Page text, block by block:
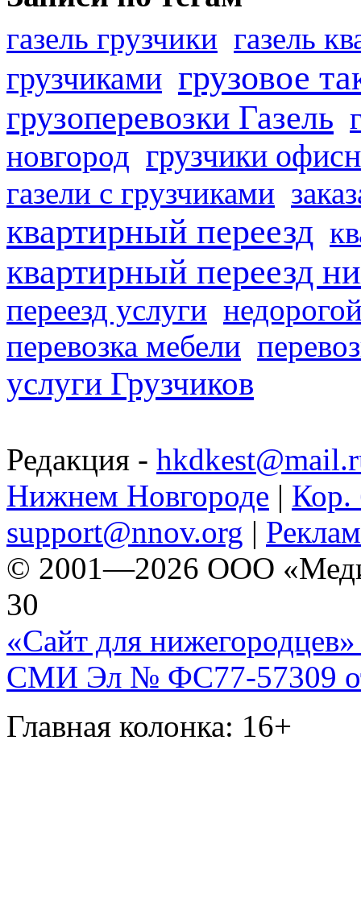
газель грузчики газель
грузчиками грузовое
грузоперевозки Газель
новгород грузчики
газели с грузчиками
квартирный переезд
квартирный переезд
переезд услуги
перевозка мебели
услуги Грузчиков
Редакция -
Нижнем Новгороде | Кор.
support@nnov.org |
© 2001—2026 ООО
30
«Сайт для нижегородцев»
СМИ Эл № ФС77-57309
Главная колонка: 16+